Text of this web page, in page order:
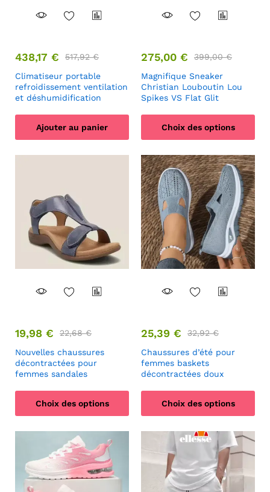
438,17 € 517,92€
Climatiseur portable
refroidissement ventilation
et déshumidification
Ajouter au panier
275,00 € 399,00€
Magnifique Sneaker
Christian Louboutin Lou
Spikes VS Flat Glit
Choix des options
19,98 € 22,68€
Nouvelles chaussures
décontractées pour
femmes sandales
Choix des options
25,39 € 32,92€
Chaussures d’été pour
femmes baskets
décontractées doux
Choix des options